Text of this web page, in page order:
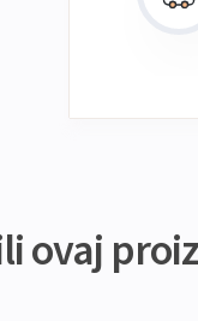
ovaj